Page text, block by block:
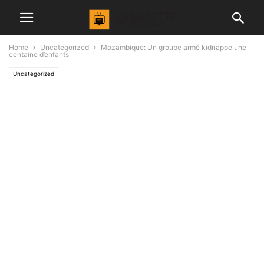
Home Uncategorized
Mozambique: Un groupe armé kidnappe une
centaine d’enfants
Uncategorized